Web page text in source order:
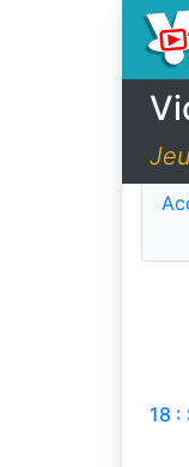
18 :